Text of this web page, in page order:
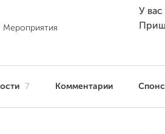
Мероприятия
У
7 Комментарии